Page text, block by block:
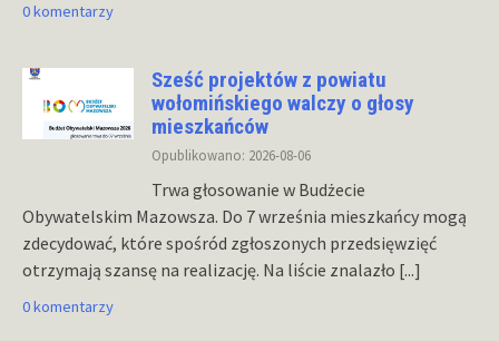
0 komentarzy
Sześć projektów z powiatu
wołomińskiego walczy o głosy
mieszkańców
Opublikowano: 2026-08-06
Trwa głosowanie w Budżecie
Obywatelskim Mazowsza. Do 7 września mieszkańcy mogą
zdecydować, które spośród zgłoszonych przedsięwzięć
otrzymają szansę na realizację. Na liście znalazło [...]
0 komentarzy